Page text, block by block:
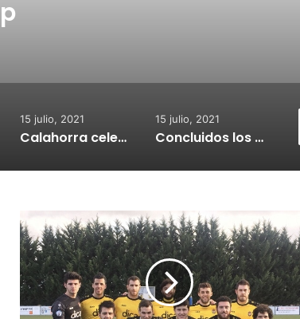
p
15 julio, 2021
Calahorra celebrará el Croquetur II
15 julio, 2021
Concluidos los trabajos de reposición del asfaltado de Calahorra